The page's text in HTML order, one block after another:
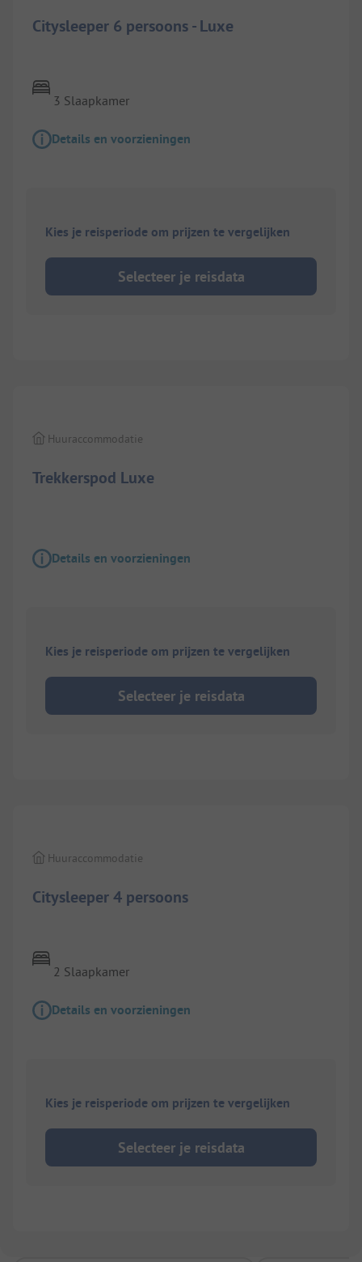
Citysleeper 6 persoons - Luxe
3 Slaapkamer
Details en voorzieningen
Kies je reisperiode om prijzen te vergelijken
Selecteer je reisdata
Trekkerspod Luxe
Huuraccommodatie
Details en voorzieningen
Kies je reisperiode om prijzen te vergelijken
Selecteer je reisdata
Citysleeper 4 persoons
Huuraccommodatie
2 Slaapkamer
Details en voorzieningen
Kies je reisperiode om prijzen te vergelijken
Selecteer je reisdata